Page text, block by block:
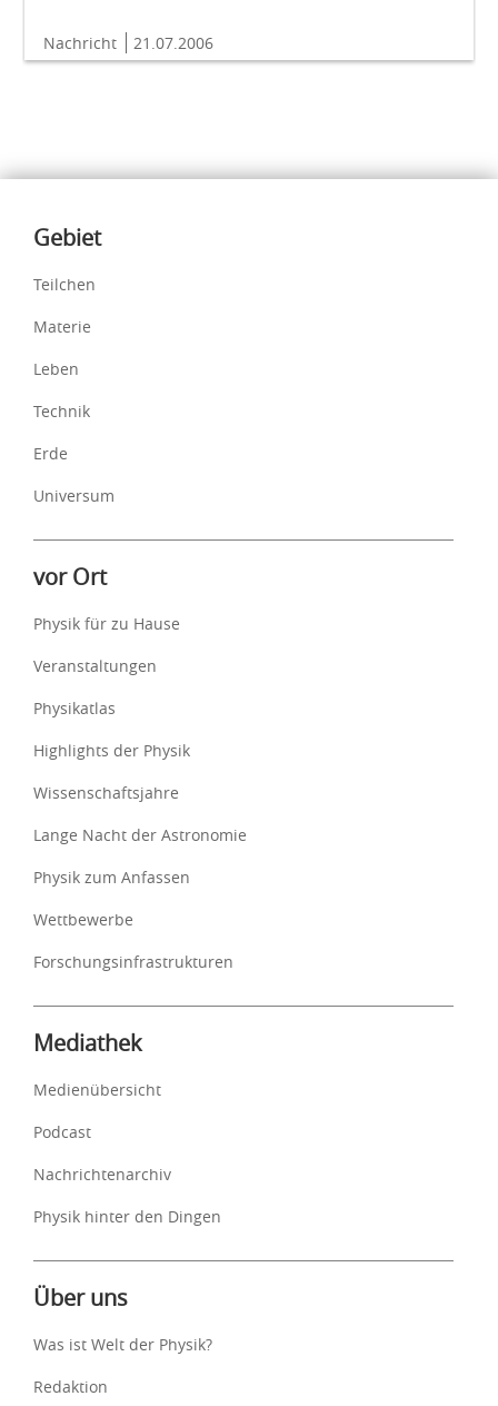
Nachricht 21.07.2006
Inhalte
Gebiet
Teilchen
Materie
Leben
Technik
Erde
Universum
vor Ort
Physik für zu Hause
Veranstaltungen
Physikatlas
Highlights der Physik
Wissenschaftsjahre
Lange Nacht der Astronomie
Physik zum Anfassen
Wettbewerbe
Forschungsinfrastrukturen
Mediathek
Medienübersicht
Podcast
Nachrichtenarchiv
Physik hinter den Dingen
Über uns
Was ist Welt der Physik?
Redaktion